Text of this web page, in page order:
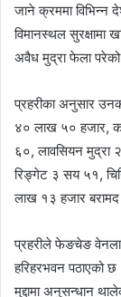
जाने क्रममा विभिन्न
विमानस्थल सुरक्षामा
अवैध मुद्रा फेला परेको
प्रहरीका अनुसार
४० लाख ५० हजार,
६०, लावसियन
रिङ्गेट ३ सय ५१,
लाख १३ हजार बरामद
प्रहरीले फेङचेङ
हरिहरभवन पठाएको
मुद्दामा अनुसन्धान